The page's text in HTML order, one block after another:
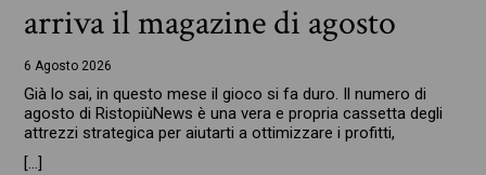
arriva il magazine di agosto
6 Agosto 2026
Già lo sai, in questo mese il gioco si fa duro. Il numero di
agosto di RistopiùNews è una vera e propria cassetta degli
attrezzi strategica per aiutarti a ottimizzare i profitti,
[…]